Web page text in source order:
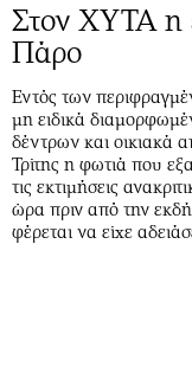
Στον ΧΥΤΑ η
Πάρο
Εντός των
μη ειδικά
δέντρων και οικιακά
Τρίτης η φωτιά που
τις εκτιμήσεις
ώρα πριν από την
φέρεται να είχε